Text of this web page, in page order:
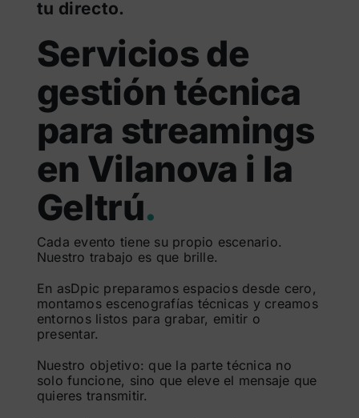
tu directo.
Servicios de
gestión técnica
para streamings
en Vilanova i la
Geltrú.
Cada evento tiene su propio escenario.
Nuestro trabajo es que brille.
En asDpic preparamos espacios desde cero,
montamos escenografías técnicas y creamos
entornos listos para grabar, emitir o
presentar.
Nuestro objetivo: que la parte técnica no
solo funcione, sino que eleve el mensaje que
quieres transmitir.